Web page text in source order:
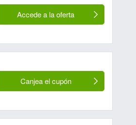
Accede a la oferta
Canjea el cupón